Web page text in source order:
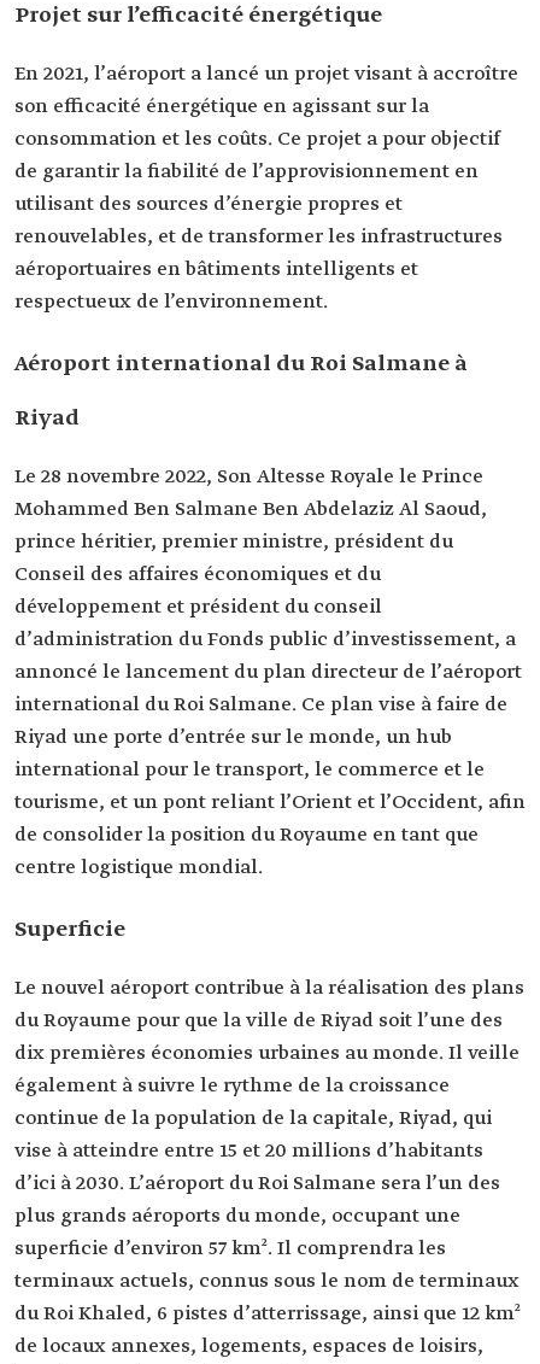
Projet sur l’efficacité énergétique
En 2021, l’aéroport a lancé un projet visant à accroître
son efficacité énergétique en agissant sur la
consommation et les coûts. Ce projet a pour objectif
de garantir la fiabilité de l’approvisionnement en
utilisant des sources d’énergie propres et
renouvelables, et de transformer les infrastructures
aéroportuaires en bâtiments intelligents et
respectueux de l’environnement.
Aéroport international du Roi Salmane à
Riyad
Le 28 novembre 2022, Son Altesse Royale le Prince
Mohammed Ben Salmane Ben Abdelaziz Al Saoud,
prince héritier, premier ministre, président du
Conseil des affaires économiques et du
développement et président du conseil
d’administration du Fonds public d’investissement, a
annoncé le lancement du plan directeur de l’aéroport
international du Roi Salmane. Ce plan vise à faire de
Riyad une porte d’entrée sur le monde, un hub
international pour le transport, le commerce et le
tourisme, et un pont reliant l’Orient et l’Occident, afin
de consolider la position du Royaume en tant que
centre logistique mondial.
Superficie
Le nouvel aéroport contribue à la réalisation des plans
du Royaume pour que la ville de Riyad soit l’une des
dix premières économies urbaines au monde. Il veille
également à suivre le rythme de la croissance
continue de la population de la capitale, Riyad, qui
vise à atteindre entre 15 et 20 millions d’habitants
d’ici à 2030. L’aéroport du Roi Salmane sera l’un des
plus grands aéroports du monde, occupant une
superficie d’environ 57 km². Il comprendra les
terminaux actuels, connus sous le nom de terminaux
du Roi Khaled, 6 pistes d’atterrissage, ainsi que 12 km²
de locaux annexes, logements, espaces de loisirs,